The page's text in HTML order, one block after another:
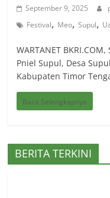
September 9, 2025
Festival, Meo,Supul,
WARTANET
Pniel Supul, Desa
Kabupaten Timor
Baca Selengkapnya
BERITA TERKINI